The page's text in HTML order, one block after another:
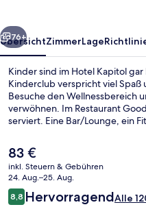
Weiter
76+
ÜbersichtZimmerLage
Kinder sind im Hotel Kapitol
Kinderclub verspricht viel Spaß
Besuche den Wellnessbereich
verwöhnen. Im Restaurant
serviert. Eine Bar/Lounge, ein
gehören ebenfalls zum
allgemeinen Zustand der
Der
aktuelle
Preis
beträgt
83 €.
83 €
inkl. Steuern & Gebühren
24. Aug.–25. Aug.
Bewertungen
8,88,8 von 10.
HervorragendAlle